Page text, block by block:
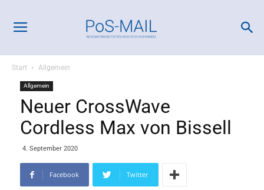
Start Allgemein
Allgemein
Neuer CrossWave
Cordless Max von Bissell
4. September 2020
Facebook Twitter